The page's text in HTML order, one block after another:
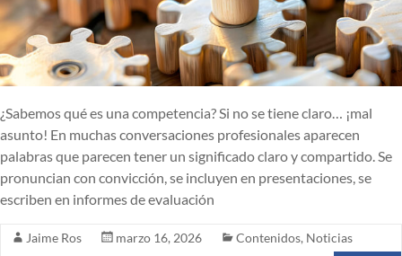
¿Sabemos qué es una competencia? Si no se tiene claro… ¡mal
asunto! En muchas conversaciones profesionales aparecen
palabras que parecen tener un significado claro y compartido. Se
pronuncian con convicción, se incluyen en presentaciones, se
escriben en informes de evaluación
Jaime Ros marzo 16, 2026 Contenidos, Noticias